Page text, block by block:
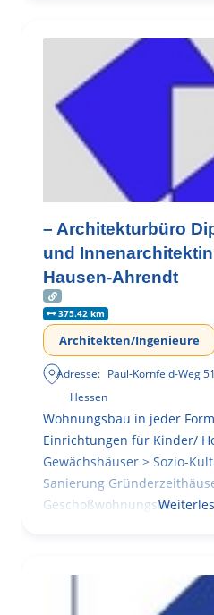
– Architekturbüro
und
Hausen-Ahrendt
375.42 km
Architekten/Ingenieure
Adresse: Paul-Kornfeld-Weg 51
Hessen
Wohnungsbau in jeder
Einrichtungen für Kinder/
Gewächshäuser > Sozio-
Sanierung
Geschoßwohnungsbau